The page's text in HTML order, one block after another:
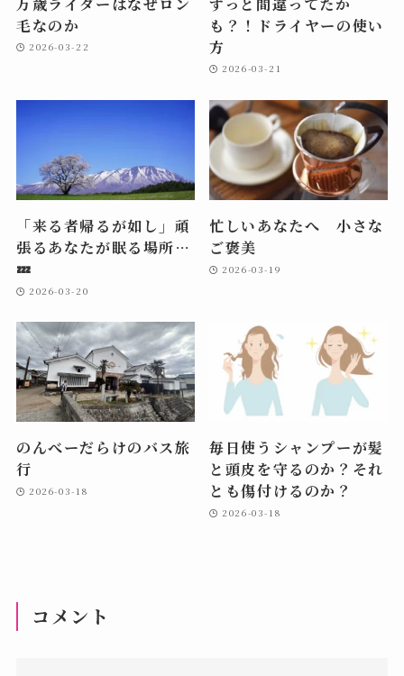
毛なのか
2026-03-22
も？！ドライヤーの使い
方
2026-03-21
「来る者帰るが如し」頑
張るあなたが眠る場所…
💤
2026-03-20
忙しいあなたへ 小さな
ご褒美
2026-03-19
のんべーだらけのバス旅
行
2026-03-18
毎日使うシャンプーが髪
と頭皮を守るのか？それ
とも傷付けるのか？
2026-03-18
コメント